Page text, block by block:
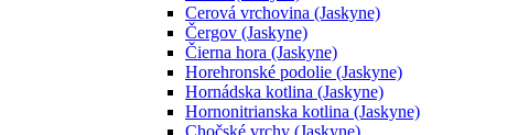
Cerová vrchovina (Jaskyne)
Čergov (Jaskyne)
Čierna hora (Jaskyne)
Horehronské podolie (Jaskyne)
Hornádska kotlina (Jaskyne)
Hornonitrianska kotlina (Jaskyne)
Chočské vrchy (Jaskyne)